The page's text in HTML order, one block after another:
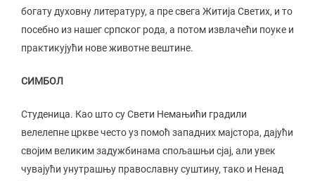
богату духовну литературу, а пре свега Житија Светих, и то
посебно из нашег српског рода, а потом извлачећи поуке и
практикујући нове животне вештине.
СИМБОЛ
Студеница. Као што су Свети Немањићи градили
велелепне цркве често уз помоћ западних мајстора, дајући
својим великим задужбинама спољашњи сјај, али увек
чувајући унутрашњу православну суштину, тако и Ненад